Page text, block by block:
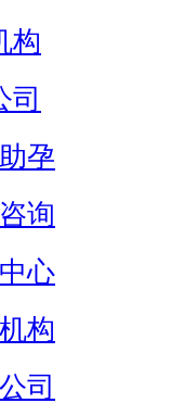
构
司
孕
询
心
构
司